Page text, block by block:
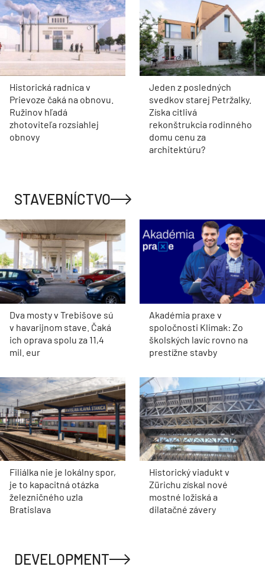
Historická radnica v
Prievoze čaká na obnovu.
Ružinov hľadá
zhotoviteľa rozsiahlej
obnovy
Jeden z posledných
svedkov starej Petržalky.
Získa citlivá
rekonštrukcia rodinného
domu cenu za
architektúru?
STAVEBNÍCTVO
Dva mosty v Trebišove sú
v havarijnom stave. Čaká
ich oprava spolu za 11,4
mil. eur
Akadémia praxe v
spoločnosti Klimak: Zo
školských lavíc rovno na
prestížne stavby
Filiálka nie je lokálny spor,
je to kapacitná otázka
železničného uzla
Bratislava
Historický viadukt v
Zürichu získal nové
mostné ložiská a
dilatačné závery
DEVELOPMENT